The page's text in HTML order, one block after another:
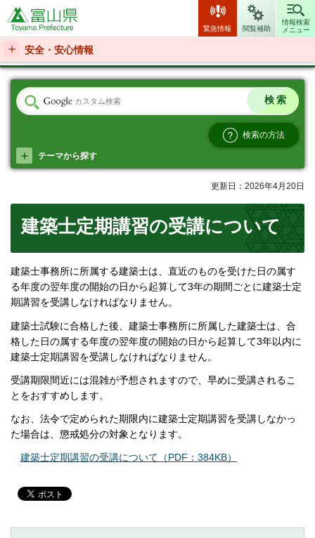
富山県
緊急情報 閲覧補助
情報検索
メニュー
安全・安心情報
検索の方法
テーマから探す
更新日：2026年4月20日
建築士定期講習の受講について
建築士事務所に所属する建築士は、直近のものを受けた日の属す
る年度の翌年度の開始の日から起算して3年の期間ごとに建築士定
期講習を受講しなければなりません。
建築士試験に合格した後、建築士事務所に所属した建築士は、合
格した日の属する年度の翌年度の開始の日から起算して3年以内に
建築士定期講習を受講しなければなりません。
受講期限間近には混雑が予想されますので、早めに受講されるこ
とをおすすめします。
なお、法令で定められた期限内に建築士定期講習を受講しなかっ
た場合は、懲戒処分の対象となります。
建築士定期講習の受講について（PDF：384KB）